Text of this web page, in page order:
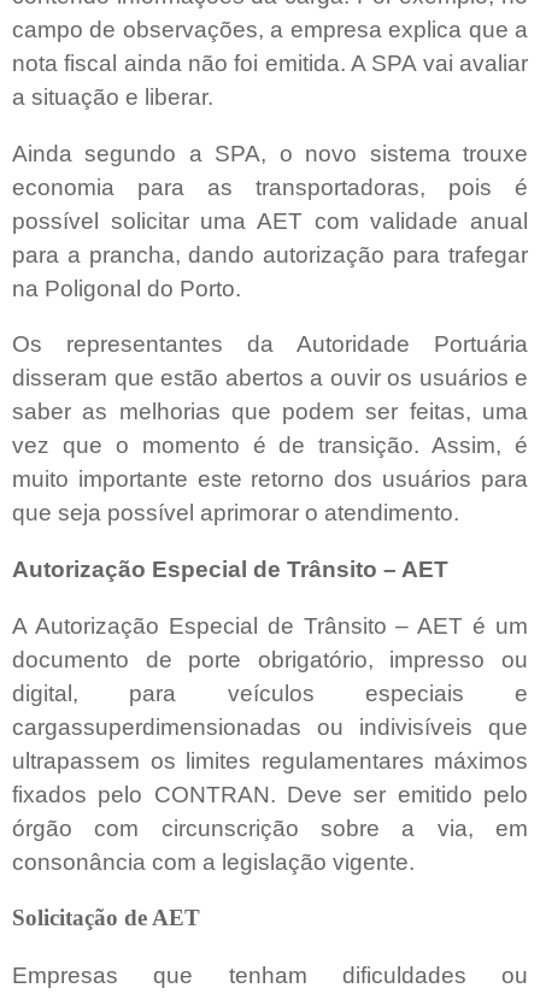
campo de observações, a empresa explica que a
nota fiscal ainda não foi emitida. A SPA vai avaliar
a situação e liberar.
Ainda segundo a SPA, o novo sistema trouxe
economia para as transportadoras, pois é
possível solicitar uma AET com validade anual
para a prancha, dando autorização para trafegar
na Poligonal do Porto.
Os representantes da Autoridade Portuária
disseram que estão abertos a ouvir os usuários e
saber as melhorias que podem ser feitas, uma
vez que o momento é de transição. Assim, é
muito importante este retorno dos usuários para
que seja possível aprimorar o atendimento.
Autorização Especial de Trânsito – AET
A Autorização Especial de Trânsito – AET é um
documento de porte obrigatório, impresso ou
digital, para veículos especiais e
cargassuperdimensionadas ou indivisíveis que
ultrapassem os limites regulamentares máximos
fixados pelo CONTRAN. Deve ser emitido pelo
órgão com circunscrição sobre a via, em
consonância com a legislação vigente.
Solicitação de AET
Empresas que tenham dificuldades ou